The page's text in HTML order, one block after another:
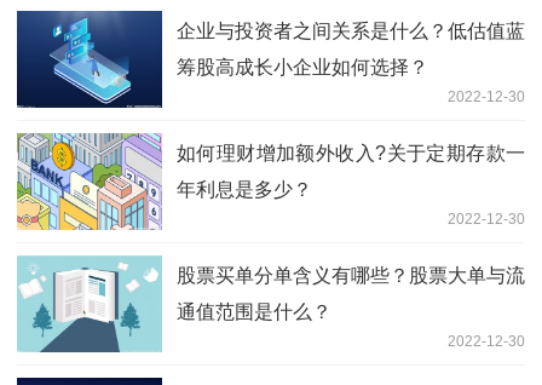
企业与投资者之间关系是什么？低估值蓝
筹股高成长小企业如何选择？
2022-12-30
如何理财增加额外收入?关于定期存款一
年利息是多少？
2022-12-30
股票买单分单含义有哪些？股票大单与流
通值范围是什么？
2022-12-30